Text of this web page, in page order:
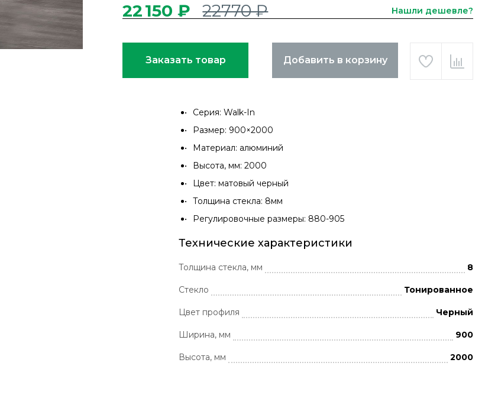
22 150 ₽ 22770 ₽ Нашли дешевле?
Заказать товар Добавить в корзину
Серия: Walk-In
Размер: 900×2000
Материал: алюминий
Высота, мм: 2000
Цвет: матовый черный
Толщина стекла: 8мм
Регулировочные размеры: 880-905
Технические характеристики
Толщина стекла, мм 8
Стекло Тонированное
Цвет профиля Черный
Ширина, мм 900
Высота, мм 2000